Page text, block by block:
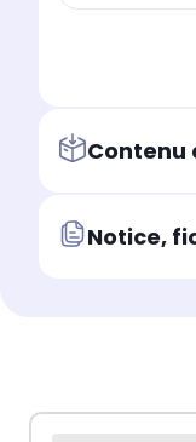
Contenu
Notice,